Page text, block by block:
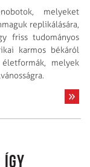
melyeket
replikálására,
friss tudományos
karmos békáról
melyek
Így